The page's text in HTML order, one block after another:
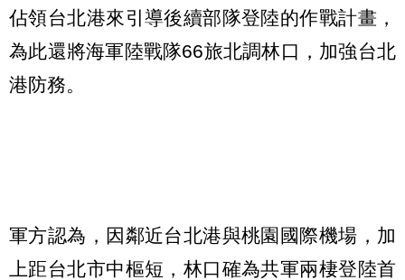
佔領台北港來引導後續部隊登陸的作戰計畫，
為此還將海軍陸戰隊66旅北調林口，加強台北
港防務。
軍方認為，因鄰近台北港與桃園國際機場，加
上距台北市中樞短，林口確為共軍兩棲登陸首